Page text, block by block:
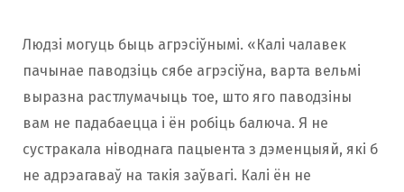
Людзі могуць быць агрэсіўнымі. «Калі чалавек
пачынае паводзіць сябе агрэсіўна, варта вельмі
выразна растлумачыць тое, што яго паводзіны
вам не падабаецца і ён робіць балюча. Я не
сустракала ніводнага пацыента з дэменцыяй, які б
не адрэагаваў на такія заўвагі. Калі ён не